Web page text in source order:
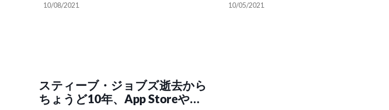
10/08/2021
る減産がハイテク企業を
10/05/2021
スティーブ・ジョブズ逝去から
ちょうど10年、App Storeやア